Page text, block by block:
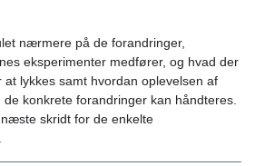
nærmere på de forandringer,
eksperimenter medfører, og hvad der
at lykkes samt hvordan oplevelsen af
de konkrete forandringer kan håndteres.
skridt for de enkelte